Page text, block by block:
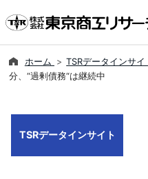
ホーム TSRデータインサイ
分、“過剰債務“は継続中
TSRデータインサイト